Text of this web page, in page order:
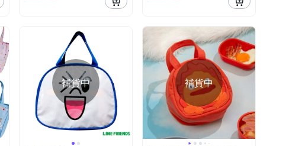
補貨中 補貨中